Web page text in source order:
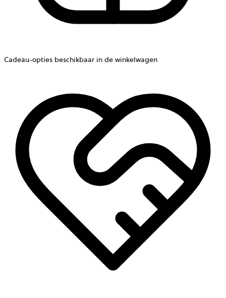
Cadeau-opties beschikbaar in de winkelwagen